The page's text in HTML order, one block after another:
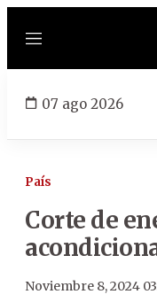
Menú
07 ago 2026
País
Corte de
Noviembre 8, 2024